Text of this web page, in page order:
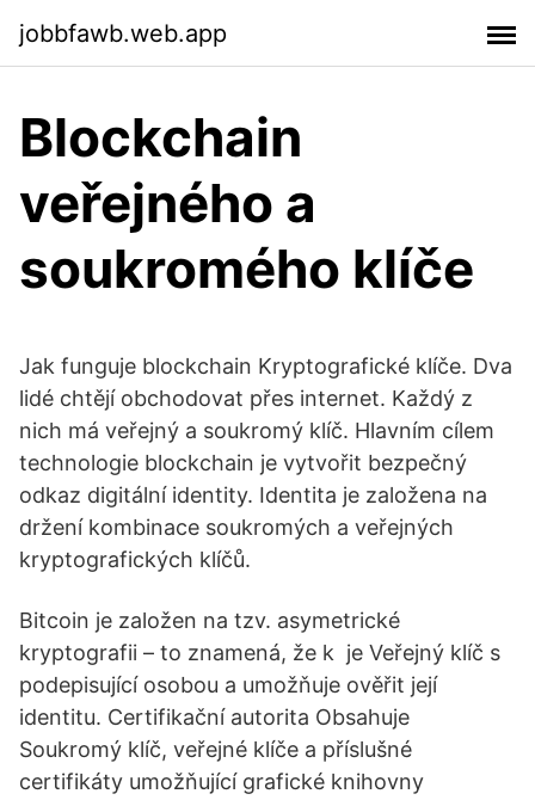
jobbfawb.web.app
Blockchain
veřejného a
soukromého klíče
Jak funguje blockchain Kryptografické klíče. Dva
lidé chtějí obchodovat přes internet. Každý z
nich má veřejný a soukromý klíč. Hlavním cílem
technologie blockchain je vytvořit bezpečný
odkaz digitální identity. Identita je založena na
držení kombinace soukromých a veřejných
kryptografických klíčů.
Bitcoin je založen na tzv. asymetrické
kryptografii – to znamená, že k je Veřejný klíč s
podepisující osobou a umožňuje ověřit její
identitu. Certifikační autorita Obsahuje
Soukromý klíč, veřejné klíče a příslušné
certifikáty umožňující grafické knihovny